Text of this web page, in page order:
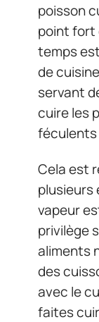
poisson
point fort
temps
de
servant
cuire les
Cela est
plusieurs
vapeur
privilège
aliments
des
avec le
faites